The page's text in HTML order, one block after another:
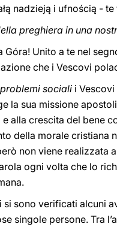
nadzieją i ufnością -
preghiera in una
Góra! Unito a te nel
che i Vescovi
problemi sociali i
la sua missione
alla crescita del bene
della morale cristiana
non viene realizzata
ogni volta che lo
si sono verificati alcuni
singole persone. Tra